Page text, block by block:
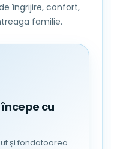
usor si
rapid
nu il utilizati;
îngrijire, confort,
familie.
cu
și fondatoarea